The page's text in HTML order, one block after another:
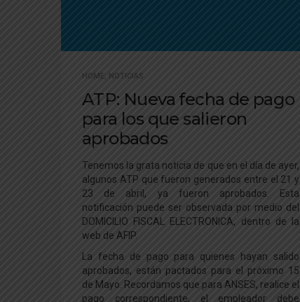
HOME NOTICIAS
ATP: Nueva fecha de pago
para los que salieron
aprobados
Tenemos la grata noticia de que en el día de ayer,
algunos ATP que fueron generados entre el 21 y
23 de abril, ya fueron aprobados. Esta
notificación puede ser observada por medio del
DOMICILIO FISCAL ELECTRONICA, dentro de la
web de AFIP.
La fecha de pago para quienes hayan salido
aprobados, están pactados para el próximo 15
de Mayo. Recordamos que para ANSES, realice el
pago correspondiente, el empleador debe